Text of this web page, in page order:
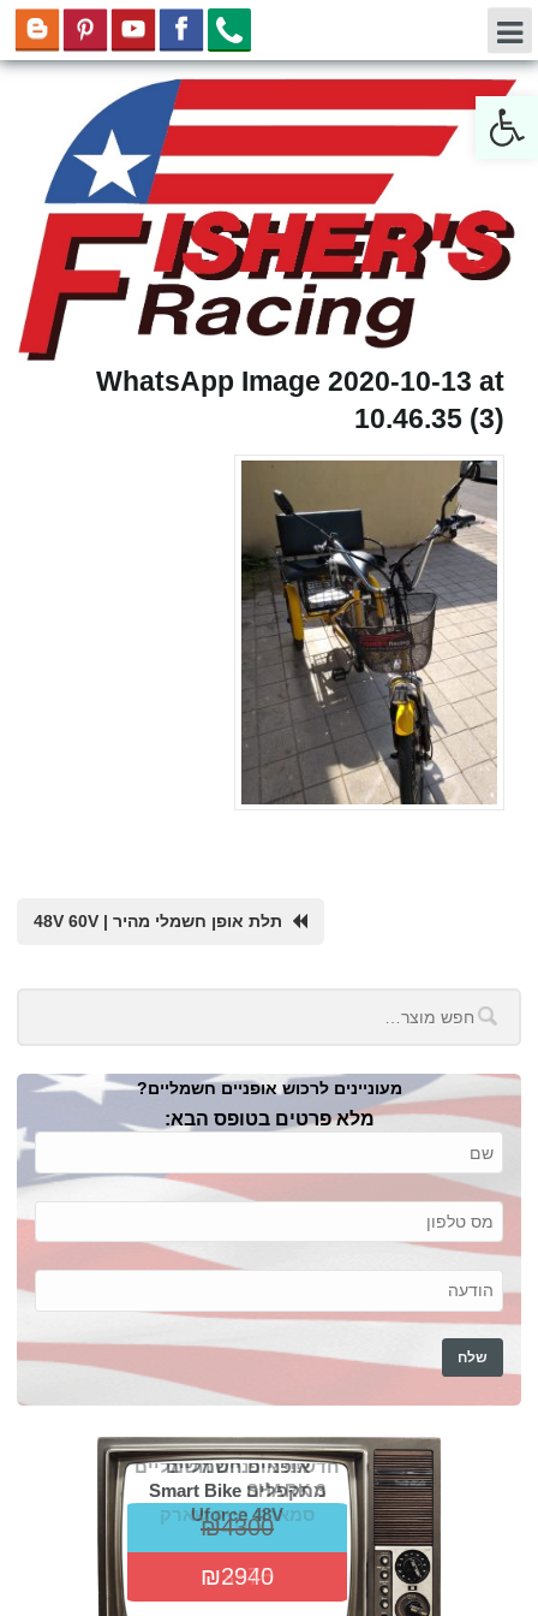
WhatsApp Image 2020-10-13 at
10.46.35 (3)
תלת אופן חשמלי מהיר | 48V 60V
מעוניינים לרכוש אופניים חשמליים?
מלא פרטים בטופס הבא: